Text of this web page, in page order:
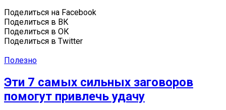
Поделиться на Facebook
Поделиться в ВК
Поделиться в ОК
Поделиться в Twitter
Полезно
Эти 7 самых сильных заговоров
помогут привлечь удачу